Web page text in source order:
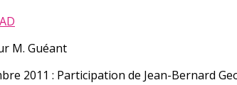
2011 : Participation de Jean-Bernard